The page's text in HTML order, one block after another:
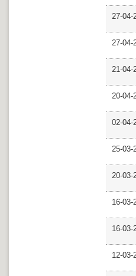
27-
27-
21-04-
20-
02-04-
25-03-
20-
16-
16-03-
12-03-